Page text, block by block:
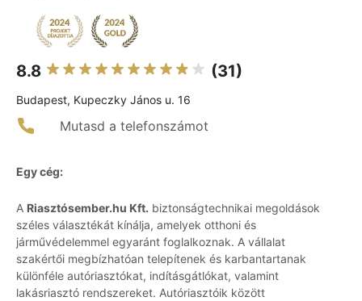
8.8 (31)
Budapest, Kupeczky János u. 16
Mutasd a telefonszámot
Egy cég:
A Riasztósember.hu Kft. biztonságtechnikai megoldások
széles választékát kínálja, amelyek otthoni és
járművédelemmel egyaránt foglalkoznak. A vállalat
szakértői megbízhatóan telepítenek és karbantartanak
különféle autóriasztókat, indításgátlókat, valamint
lakásriasztó rendszereket. Autóriasztóik között